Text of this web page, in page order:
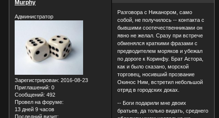
Murphy
Администратор
Зарегистрирован: 2016-08-23
Приглашений: 0
Сообщений: 492
Провел на форуме:
13 дней 9 часов
Последний визит:
Разговора с Никанором, само
собой, не получилось -- контакта с
бывшими соотечественниками он
явно не желал. Сразу при встрече
обменялся краткими фразами с
предводителем моряков и убежал
по дороге к Коринфу. Брат Астора,
как и было сказано, морской
торговец, носивший прозвание
Окинос Ним, встретил небольшой
отряд в городских доках.
-- Боги подарили мне двоих
братьев, да только видать, среднего